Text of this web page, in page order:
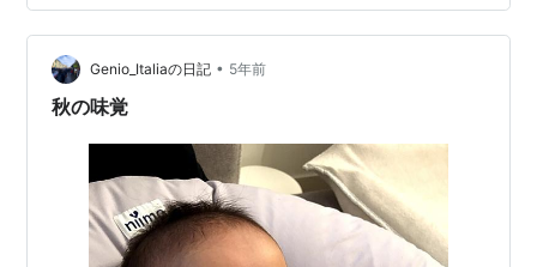
2つ、何にしようかな。堂本光一さんやTOKIOみたいにな
ってきた。 www.atnk0806.site 講習終わりにこの日の夜
ご飯。小松市矢田野町にあるカレーの市民アルバ粟津店
で、満塁ホームランカレー。 カレーの上に豚カ…
Genio_Italiaの日記 • 5年前
秋の味覚